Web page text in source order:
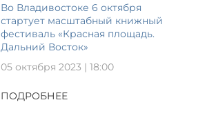
Во Владивостоке 6 октября
стартует масштабный книжный
фестиваль «Красная площадь.
Дальний Восток»
05 октября 2023 | 18:00
ПОДРОБНЕЕ